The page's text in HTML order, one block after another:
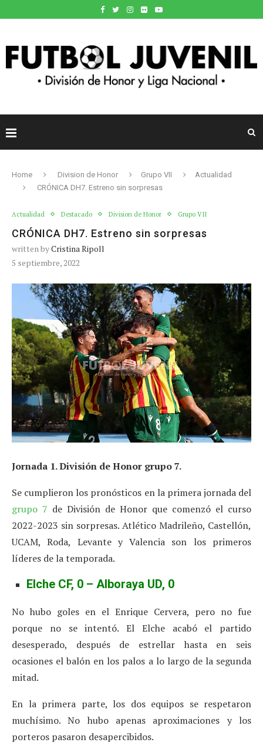
Home Division de Honor Grupo VII
Actualidad
CRÓNICA DH7. Estreno sin sorpresas
Actualidad Destacado Division de Honor Grupo VII
CRÓNICA DH7. Estreno sin sorpresas
written byCristina Ripoll
5 septiembre, 2022
Jornada 1. División de Honor grupo 7.
Se cumplieron los pronósticos en la primera jornada del
grupo 7 de División de Honor que comenzó el curso
2022-2023 sin sorpresas. Atlético Madrileño, Castellón,
UCAM, Roda, Levante y Valencia son los primeros
líderes de la temporada.
Elche CF, 0 – Alboraya UD, 0
No hubo goles en el Enrique Cervera, pero no fue
porque no se intentó. El Elche acabó el partido
desesperado, después de estrellar hasta en seis
ocasiones el balón en los palos a lo largo de la segunda
mitad.
En la primera parte, los dos equipos se respetaron
muchísimo. No hubo apenas aproximaciones y los
porteros pasaron desapercibidos.